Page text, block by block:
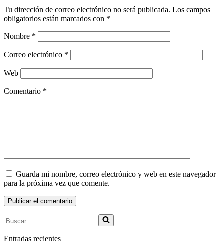
Tu dirección de correo electrónico no será publicada. Los campos
obligatorios están marcados con *
Nombre *
Correo electrónico *
Web
Comentario *
Guarda mi nombre, correo electrónico y web en este navegador
para la próxima vez que comente.
Buscar...
Entradas recientes